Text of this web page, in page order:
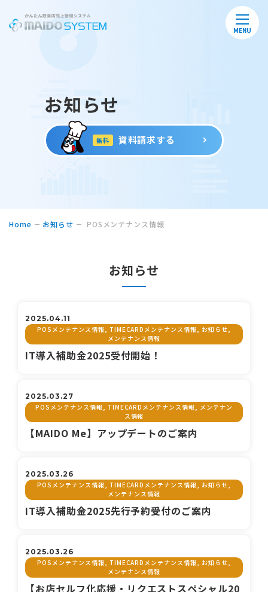
MENU
お知らせ
無料 資料請求する
Home お知らせ POSメンテナンス情報
お知らせ
2025.04.11
POSメンテナンス情報, TIMECARDメンテナンス情報, お知らせ,
メンテナンス情報
IT導入補助金2025受付開始！
2025.03.27
POSメンテナンス情報, TIMECARDメンテナンス情報, メンテナン
ス情報
【MAIDO Me】アップデートのご案内
2025.03.26
POSメンテナンス情報, TIMECARDメンテナンス情報, お知らせ,
メンテナンス情報
IT導入補助金2025先行予約受付のご案内
2025.03.26
POSメンテナンス情報, TIMECARDメンテナンス情報, お知らせ,
メンテナンス情報
【お店セルフ化応援・リクエストスペシャル20